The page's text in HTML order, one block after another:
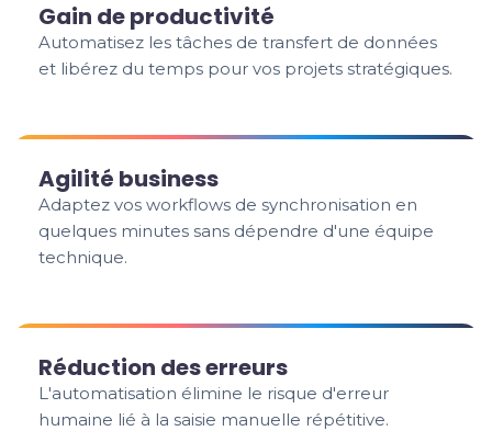
Gain de productivité
Automatisez les tâches de transfert de données
et libérez du temps pour vos projets stratégiques.
Agilité business
Adaptez vos workflows de synchronisation en
quelques minutes sans dépendre d'une équipe
technique.
Réduction des erreurs
L'automatisation élimine le risque d'erreur
humaine lié à la saisie manuelle répétitive.